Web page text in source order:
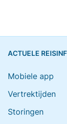
ACTUELE
Mobiele app
Vertrektijden
Storingen